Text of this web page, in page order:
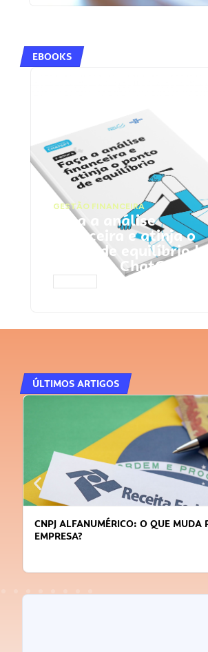
EBOOKS
GESTÃO FINANCEIRA
Faça a análise
financeira e atinja o
ponto de equilíbrio |
Prompts ChatGPT
ÚLTIMOS ARTIGOS
CNPJ ALFANUMÉRICO: O QUE MUDA
EMPRESA?